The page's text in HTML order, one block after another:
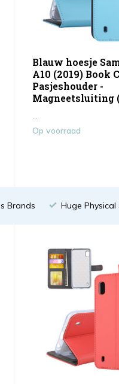
Blauw hoesje
A10 (2019) Book
Pasjeshouder -
Magneetsluiting
...
Op voorraad
Brands Huge